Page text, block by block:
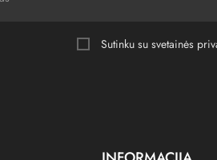
Sutinku su svetainės